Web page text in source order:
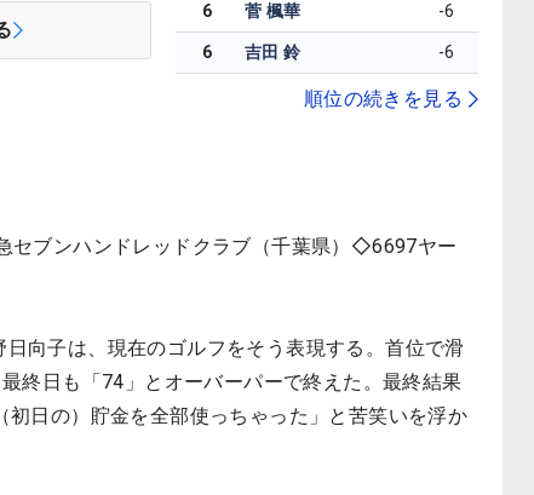
6 菅 楓華 -6
6 吉田 鈴 -6
順位の続きを見る
ブンハンドレッドクラブ（千葉県）◇6697ヤー
日向子は、現在のゴルフをそう表現する。首位で滑
終日も「74」とオーバーパーで終えた。最終結果
日の）貯金を全部使っちゃった」と苦笑いを浮か